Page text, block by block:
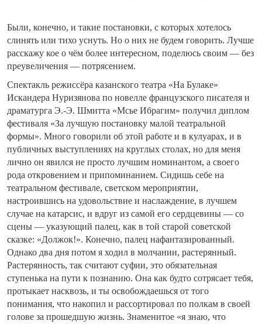
Были, конечно, и такие постановки, с которых хотелось
слинять или тихо уснуть. Но о них не будем говорить. Лучше
расскажу кое о чём более интересном, поделюсь своим — без
преувеличения — потрясением.
Спектакль режиссёра казанского театра «На Булаке»
Искандера Нуризянова по новелле французского писателя и
драматурга Э.-Э. Шмитта «Мсье Ибрагим» получил диплом
фестиваля «За лучшую постановку малой театральной
формы». Много говорили об этой работе и в кулуарах, и в
публичных выступлениях на круглых столах, но для меня
лично он явился не просто лучшим номинантом, а своего
рода откровением и припоминанием. Сидишь себе на
театральном фестивале, светском мероприятии,
настроившись на удовольствие и наслаждение, в лучшем
случае на катарсис, и вдруг из самой его сердцевины — со
сцены — указующий палец, как в той старой советской
сказке: «Должок!». Конечно, палец нафантазированный.
Однако два дня потом я ходил в молчании, растерянный.
Растерянность, так считают суфии, это обязательная
ступенька на пути к познанию. Она как будто сотрясает тебя,
протыкает насквозь, и ты освобождаешься от того
понимания, что накопил и рассортировал по полкам в своей
голове за прошедшую жизнь. Знаменитое «я знаю, что